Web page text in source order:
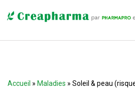
Accueil » Maladies » Soleil & peau